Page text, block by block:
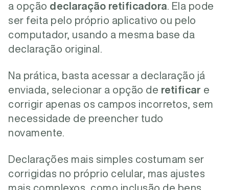
a opção declaração retificadora. Ela pode
ser feita pelo próprio aplicativo ou pelo
computador, usando a mesma base da
declaração original.
Na prática, basta acessar a declaração já
enviada, selecionar a opção de retificar e
corrigir apenas os campos incorretos, sem
necessidade de preencher tudo
novamente.
Declarações mais simples costumam ser
corrigidas no próprio celular, mas ajustes
mais complexos, como inclusão de bens,